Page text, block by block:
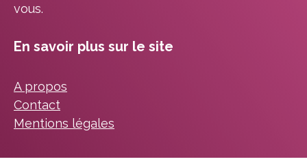
vous.
En savoir plus sur le site
A propos
Contact
Mentions légales